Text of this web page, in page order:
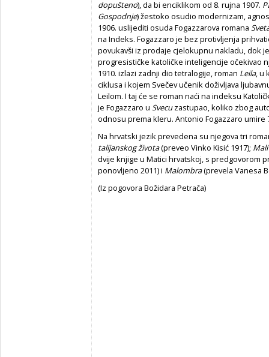
dopušteno), da bi enciklikom od 8. rujna 1907.
Gospodnje) žestoko osudio modernizam,
1906. uslijediti osuda Fogazzarova romana
na Indeks. Fogazzaro je bez protivljenja
povukavši iz prodaje cjelokupnu nakladu, dok
progresističke katoličke inteligencije očekivao
1910. izlazi zadnji dio tetralogije, roman Leila, u
ciklusa i kojem Svečev učenik doživljava
Leilom. I taj će se roman naći na indeksu
je Fogazzaro u Svecuzastupao, koliko zbog
odnosu prema kleru. Antonio Fo­gazzaro umire
Na hrvatski jezik prevedena su njegova tri
talijanskog života(preveo Vinko Kisić 1917);
dvije knjige u Matici hrvatskoj, s predgovorom
ponovljeno 2011) i Malombra(prevela Vanesa
(Iz pogovora Božidara Petrača)